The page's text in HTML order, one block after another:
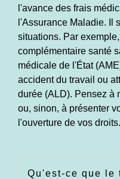
l'avance des frais
l'Assurance Maladie. Il
situations. Par
complémentaire santé
médicale de l'État
accident du travail ou
durée (ALD). Pensez à
ou, sinon, à présenter
l'ouverture de vos droits.
Qu'est-ce que le